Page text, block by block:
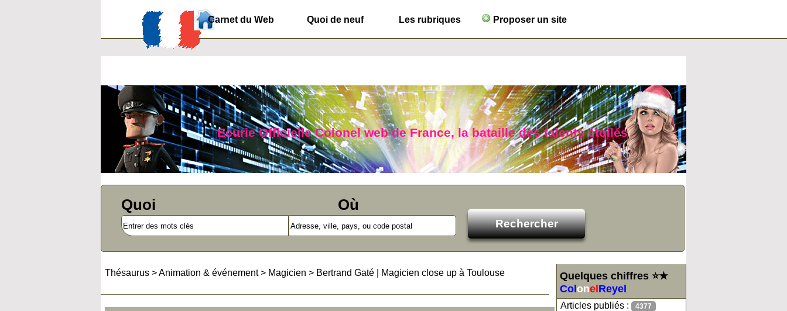
Carnet du Web Quoi de neuf Les rubriques Proposer un site
Ecurie Officielle Colonel web de France, la bataille des talents étoilés
Quoi Où
Quelques chiffres ⭐★
Col onel Reyel
Articles publiés : 4377
Thésaurus >Animation & événement> Magicien > Bertrand Gaté | Magicien close up à Toulouse